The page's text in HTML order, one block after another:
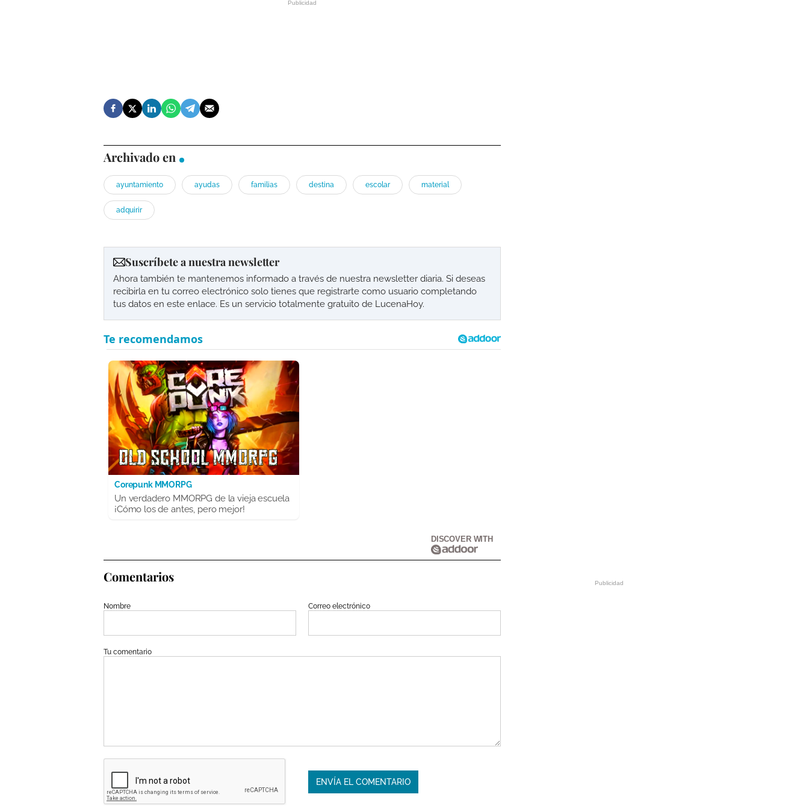
Archivado en
ayuntamiento ayudas familias destina escolar material
adquirir
Suscríbete a nuestra newsletter
Ahora también te mantenemos informado a través de nuestra newsletter diaria. Si deseas
recibirla en tu correo electrónico solo tienes que registrarte como usuario completando
tus datos en este enlace. Es un servicio totalmente gratuito de LucenaHoy.
Corepunk MMORPG
Un verdadero MMORPG de la vieja escuela
¡Cómo los de antes, pero mejor!
DISCOVER WITH
Comentarios
Nombre Correo electrónico
Tu comentario